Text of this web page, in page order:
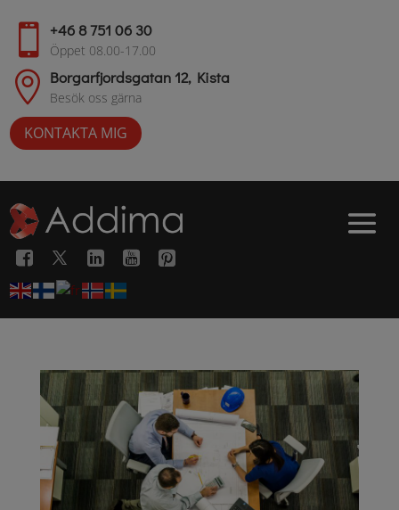
 +46 8 751 06 30
Öppet 08.00-17.00
 Borgarfjordsgatan 12, Kista
Besök oss gärna
KONTAKTA MIG